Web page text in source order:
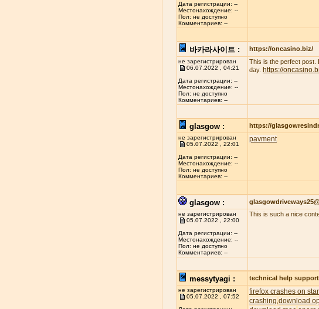
Дата регистрации: --
Местонахождение: --
Пол: не доступно
Комментариев: --
바카라사이트 : https://oncasino.biz/
не зарегистрирован
06.07.2022 , 04:21
Дата регистрации: --
Местонахождение: --
Пол: не доступно
Комментариев: --
This is the perfect post.
day. https://
glasgow : https://
не зарегистрирован
05.07.2022 , 22:01
Дата регистрации: --
Местонахождение: --
Пол: не доступно
Комментариев: --
pavment
glasgow :
не зарегистрирован
05.07.2022 , 22:00
Дата регистрации: --
Местонахождение: --
Пол: не доступно
Комментариев: --
This is such a nice
messytyagi : technical help support
не зарегистрирован
05.07.2022 , 07:52
firefox crashes on
crashing download